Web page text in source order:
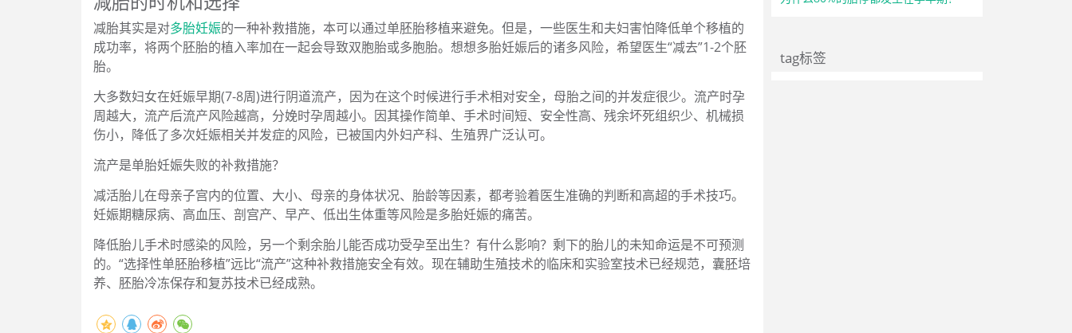
减胎其实是对多胎妊娠的一种补救措施，本可以通过单胚胎移植来避免。但是，一些医生和夫妇害怕降低单个移植的
成功率，将两个胚胎的植入率加在一起会导致双胞胎或多胞胎。想想多胎妊娠后的诸多风险，希望医生“减去”1-2个胚
胎。
大多数妇女在妊娠早期(7-8周)进行阴道流产，因为在这个时候进行手术相对安全，母胎之间的并发症很少。流产时孕
周越大，流产后流产风险越高，分娩时孕周越小。因其操作简单、手术时间短、安全性高、残余坏死组织少、机械损
伤小，降低了多次妊娠相关并发症的风险，已被国内外妇产科、生殖界广泛认可。
流产是单胎妊娠失败的补救措施？
减活胎儿在母亲子宫内的位置、大小、母亲的身体状况、胎龄等因素，都考验着医生准确的判断和高超的手术技巧。
妊娠期糖尿病、高血压、剖宫产、早产、低出生体重等风险是多胎妊娠的痛苦。
降低胎儿手术时感染的风险，另一个剩余胎儿能否成功受孕至出生？有什么影响？剩下的胎儿的未知命运是不可预测
的。“选择性单胚胎移植”远比“流产”这种补救措施安全有效。现在辅助生殖技术的临床和实验室技术已经规范，囊胚培
养、胚胎冷冻保存和复苏技术已经成熟。
tag标签